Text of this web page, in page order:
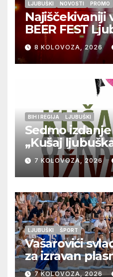
LJUBUŠKI NOVOSTI PROMO
Najiščekivaniji
BEER FEST
9.kolovoza
8 KOLOVOZA, 2026
BIH I REGIJA LJUBUŠKI
Sedmo
„Kušaj
vrhunska vina,
glazbu
7 KOLOVOZA, 2026
LJUBUŠKI ŠPORT
Vašarovići
za izravan
četvrtfinale,
7 KOLOVOZA, 2026